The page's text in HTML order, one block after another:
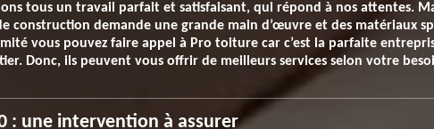
tous un travail parfait et satisfaisant, qui répond à nos attentes.
construction demande une grande main d’œuvre et des matériaux
vous pouvez faire appel à Pro toiture car c’est la parfaite
Donc, ils peuvent vous offrir de meilleurs services selon votre
: une intervention à assurer